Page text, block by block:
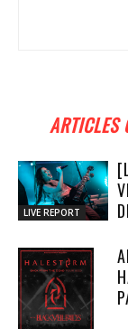
ARTICLES
LIVE REPORT